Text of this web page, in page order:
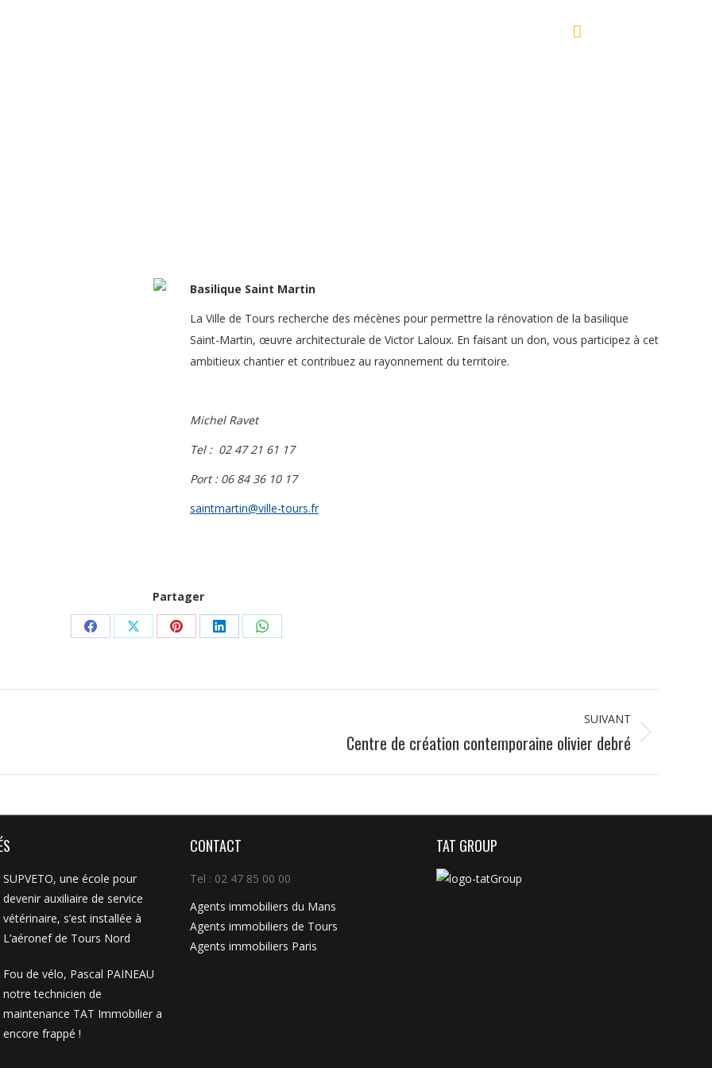
Basilique Saint Martin
La Ville de Tours recherche des mécènes pour permettre la rénovation de la basilique
Saint-Martin, œuvre architecturale de Victor Laloux. En faisant un don, vous participez à cet
ambitieux chantier et contribuez au rayonnement du territoire.
Michel Ravet
Tel : 02 47 21 61 17
Port : 06 84 36 10 17
saintmartin@ville-tours.fr
Partager
Partager
Facebook
Partager
X
Partager
Pinterest
Partager
LinkedIn
Partager
WhatsApp
SUIVANT
Centre de création contemporaine olivier debré
SUPVETO, une école pour
devenir auxiliaire de service
vétérinaire, s’est installée à
L’aéronef de Tours Nord
Fou de vélo, Pascal PAINEAU
notre technicien de
maintenance TAT Immobilier a
encore frappé !
CONTACT
Tel : 02 47 85 00 00
Agents immobiliers du Mans
Agents immobiliers de Tours
Agents immobiliers Paris
TAT GROUP